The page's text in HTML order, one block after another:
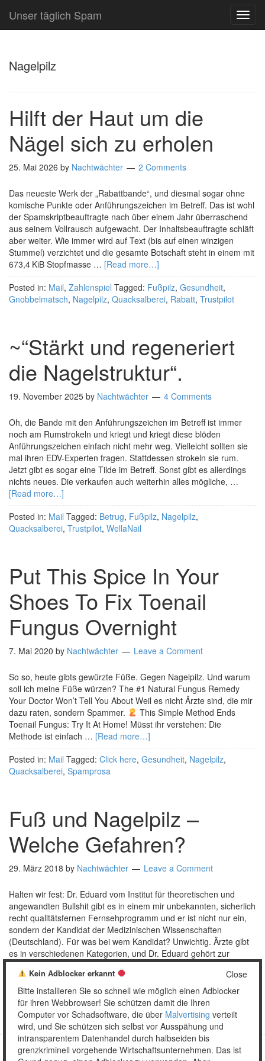
Unser täglich Spam
Nagelpilz
Hilft der Haut um die
Nägel sich zu erholen
25. Mai 2026 by Nachtwächter 2 Comments
Das neueste Werk der „Rabattbande“, und diesmal sogar ohne
komische Punkte oder Anführungszeichen im Betreff. Das ist wohl
der Spamskriptbeauftragte nach über einem Jahr überraschend
aus seinem Vollrausch aufgewacht. Der Inhaltsbeauftragte schläft
aber weiter. Wie immer wird auf Text (bis auf einen winzigen
Stummel) verzichtet und die gesamte Botschaft steht in einem mit
673,4 KiB Stopfmasse … [Read more…]
Posted in: Mail, Zahlenspiel Tagged: Fußpilz, Gesundheit,
Gnobbelmatsch, Nagelpilz, Quacksalberei, Rabatt, Trustpilot
~“Stärkt und regeneriert
die Nagelstruktur“.
19. November 2025 by Nachtwächter 4 Comments
Oh, die Bande mit den Anführungszeichen im Betreff ist immer
noch am Rumstrokeln und kriegt und kriegt diese blöden
Anführungszeichen einfach nicht mehr weg. Vielleicht sollten sie
mal ihren EDV-Experten fragen. Stattdessen strokeln sie rum.
Jetzt gibt es sogar eine Tilde im Betreff. Sonst gibt es allerdings
nichts neues. Die verkaufen auch weiterhin alles mögliche, …
[Read more…]
Posted in: Mail Tagged: Betrug, Fußpilz, Nagelpilz,
Quacksalberei, Trustpilot, WellaNail
Put This Spice In Your
Shoes To Fix Toenail
Fungus Overnight
7. Mai 2020 by Nachtwächter Leave a Comment
So so, heute gibts gewürzte Füße. Gegen Nagelpilz. Und warum
soll ich meine Füße würzen? The #1 Natural Fungus Remedy
Your Doctor Won’t Tell You About Weil es nicht Ärzte sind, die mir
dazu raten, sondern Spammer.
This Simple Method Ends
Toenail Fungus: Try It At Home! Müsst ihr verstehen: Die
Methode ist einfach … [Read more…]
Posted in: Mail Tagged: Click here, Gesundheit, Nagelpilz,
Quacksalberei, Spamprosa
Fuß und Nagelpilz –
Welche Gefahren?
29. März 2018 by Nachtwächter Leave a Comment
Halten wir fest: Dr. Eduard vom Institut für theoretischen und
angewandten Bullshit gibt es in einem mir unbekannten, sicherlich
recht qualitätsfernen Fernsehprogramm und er ist nicht nur ein,
sondern der Kandidat der Medizinischen Wissenschaften
(Deutschland). Für was bei wem Kandidat? Unwichtig. Ärzte gibt
es in verschiedenen Kategorien, und Dr. Eduard gehört zur
höchsten, was man …[Read more…]
Posted in:Mail Tagged:Click here,Fußpilz,Gesundheit,
Nagelpilz,Quacksalberei
Close
Kein Adblocker erkannt
Bitte installieren Sie so schnell wie möglich einen Adblocker
für ihren Webbrowser! Sie schützen damit die Ihren
Computer vor Schadsoftware, die über Malvertising verteilt
wird, und Sie schützen sich selbst vor Ausspähung und
intransparentem Datenhandel durch halbseiden bis
grenzkriminell vorgehende Wirtschaftsunternehmen. Das ist